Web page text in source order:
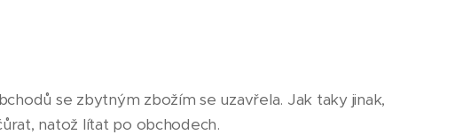
se zbytným zbožím se uzavřela. Jak taky jinak,
natož lítat po obchodech.